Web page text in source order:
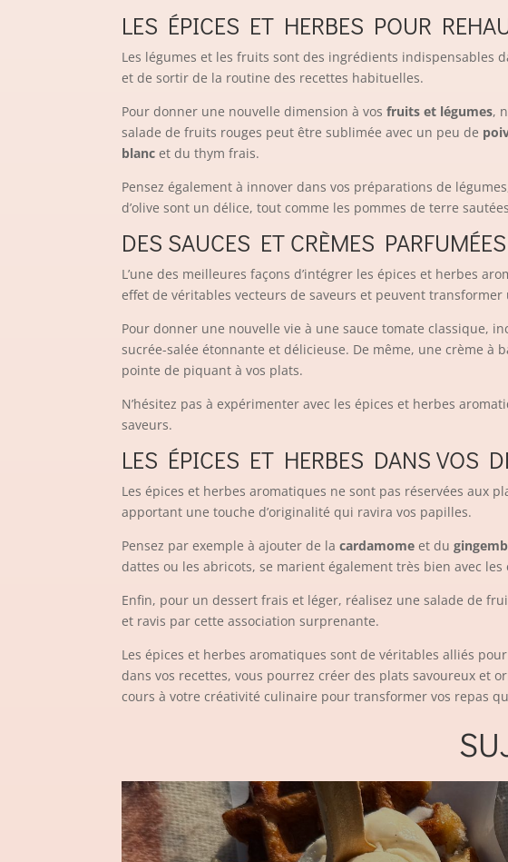
LES ÉPICES ET HERBES POUR
Les légumes et les fruits sont des ingrédients
et de sortir de la routine des recettes habituelles.
Pour donner une nouvelle dimension à vosfruits et légumes,
salade de fruits rouges peut être sublimée avec un peu de
blanc et du thym frais.
Pensez également à innover dans vos préparations de
d’olive sont un délice, tout comme les pommes de terre
DES SAUCES ET CRÈMES
L’une des meilleures façons d’intégrer les épices et herbes
effet de véritables vecteurs de saveurs et peuvent
Pour donner une nouvelle vie à une sauce tomate classique,
sucrée-salée étonnante et délicieuse. De même, une crème à
pointe de piquant à vos plats.
N’hésitez pas à expérimenter avec les épices et herbes
saveurs.
LES ÉPICES ET HERBES DANS VOS
Les épices et herbes aromatiques ne sont pas réservées aux
apportant une touche d’originalité qui ravira vos papilles.
Pensez par exemple à ajouter de lacardamome et du
dattes ou les abricots, se marient également très bien avec
Enfin, pour un dessert frais et léger, réalisez une salade de
et ravis par cette association surprenante.
Les épices et herbes aromatiques sont de véritables alliés
dans vos recettes, vous pourrez créer des plats savoureux et
cours à votre créativité culinaire pour transformer vos repas